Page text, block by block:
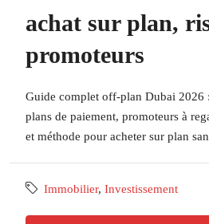
achat sur plan,
promoteurs
Guide complet off-plan Dubai 2026
plans de paiement, promoteurs à
et méthode pour acheter sur plan
Immobilier, Investissement